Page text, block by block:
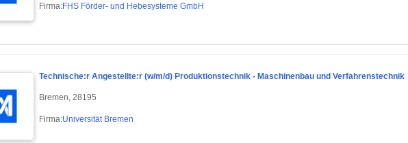
Firma:FHS Förder- und Hebesysteme GmbH
Technische:r Angestellte:r (w/m/d) Produktionstechnik - Maschinenbau und Verfahrenstechnik
Bremen, 28195
Firma:Universität Bremen